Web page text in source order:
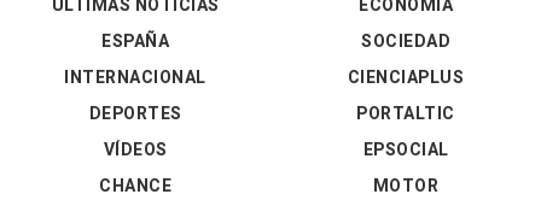
ÚLTIMAS NOTICIAS
ESPAÑA
INTERNACIONAL
DEPORTES
VÍDEOS
ECONOMÍA
SOCIEDAD
CIENCIAPLUS
PORTALTIC
EPSOCIAL
CHANCE
MOTOR